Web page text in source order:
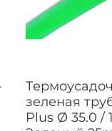
зеленая
Plus Ø 35.0 /